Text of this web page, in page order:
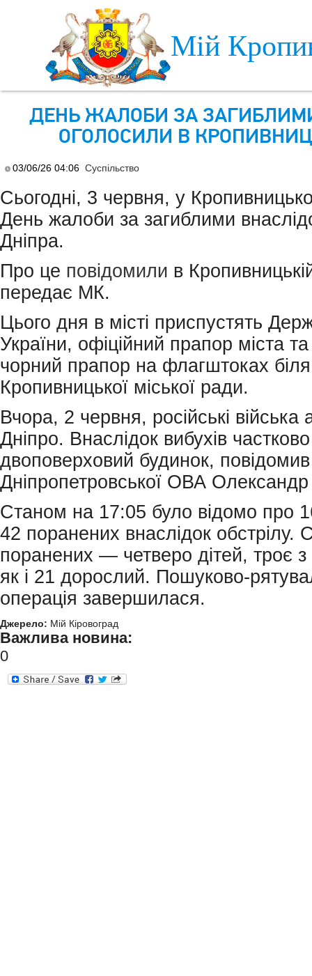
Мій
ДЕНЬ ЖАЛОБИ ЗА
ОГОЛОСИЛИ В
03/06/26 04:06 Суспільство
Сьогодні, 3 червня, у
День жалоби за загиблими
Дніпра.
Про це повідомили в
передає МК.
Цього дня в місті приспустять
України, офіційний прапор міста
чорний прапор на флагштоках
Кропивницької міської ради.
Вчора, 2 червня, російські війська
Дніпро. Внаслідок вибухів
двоповерховий будинок,
Дніпропетровської ОВА
Станом на 17:05 було відомо про
42 поранених внаслідок обстрілу.
поранених — четверо дітей, троє з
як і 21 дорослий. Пошуково-
операція завершилася.
Джерело: Мій Кіровоград
Важлива новина:
0